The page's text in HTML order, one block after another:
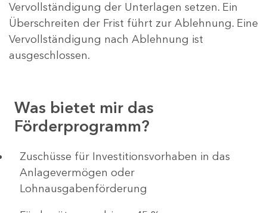
Vervollständigung der Unterlagen setzen. Ein
Überschreiten der Frist führt zur Ablehnung. Eine
Vervollständigung nach Ablehnung ist
ausgeschlossen.
Was bietet mir das
Förderprogramm?
​​​​​​Zuschüsse für Investitionsvorhaben in das
Anlagevermögen oder
Lohnausgabenförderung